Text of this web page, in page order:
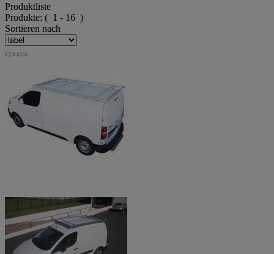
Produktliste
Produkte: ( 1 - 16 )
Sortieren nach